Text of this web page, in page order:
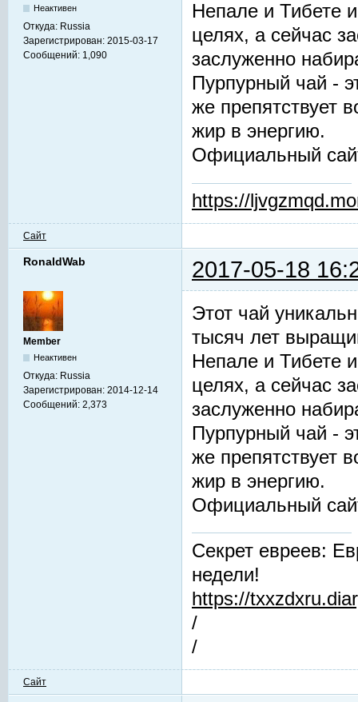
Неактивен
Откуда: Russia
Зарегистрирован: 2015-03-17
Сообщений: 1,090
Непале и Тибете
целях, а сейчас
заслуженно
Пурпурный чай -
же препятствует
жир в энергию.
Официальный
https://
Сайт
RonaldWab 2017-05-18
Member
Неактивен
Откуда: Russia
Зарегистрирован: 2014-12-14
Сообщений: 2,373
Этот чай
тысяч лет
Непале и Тибете
целях, а сейчас
заслуженно
Пурпурный чай -
же препятствует
жир в энергию.
Официальный
Секрет евреев:
недели!
https://
/
/
Сайт